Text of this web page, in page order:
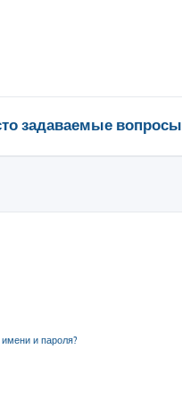
задаваемые вопросы
и пароля?